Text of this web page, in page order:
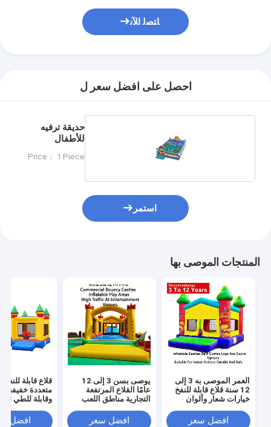
ﺎﺘﺼﻟ ﺍﻶﻧ
احصل على افضل سعر ل
حديقة ترفيه
للأطفال
Price： 1 Piece
استمر
المنتجات الموصى بها
العمر الموصى به 3 إلى
12 سنة قلاع قابلة للنفخ
خيارات شعار وألوان
المصنعة الأصلية مناسبة
افضل سعر
يوصى بسن 3 إلى 12
عامًا القلاع المرتفعة
التجارية مناطق اللعب
لحركة المرور الكبيرة في
افضل سعر
قلاع قابلة للنفخ
متعددة خفيفة
وقابلة للطي
افضل